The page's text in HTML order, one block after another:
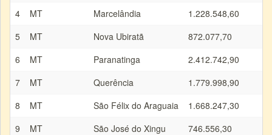
4
MT Marcelândia
1.228.548,60
5
MT Nova Ubiratã
872.077,70
6
MT Paranatinga
2.412.742,90
7
MT Querência
1.779.998,90
8
MT São Félix do Araguaia
1.668.247,30
9
MT São José do Xingu 746.556,30